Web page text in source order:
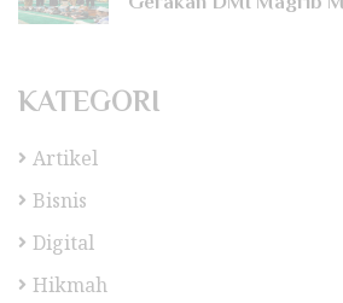
KATEGORI
Artikel
Bisnis
Digital
Hikmah